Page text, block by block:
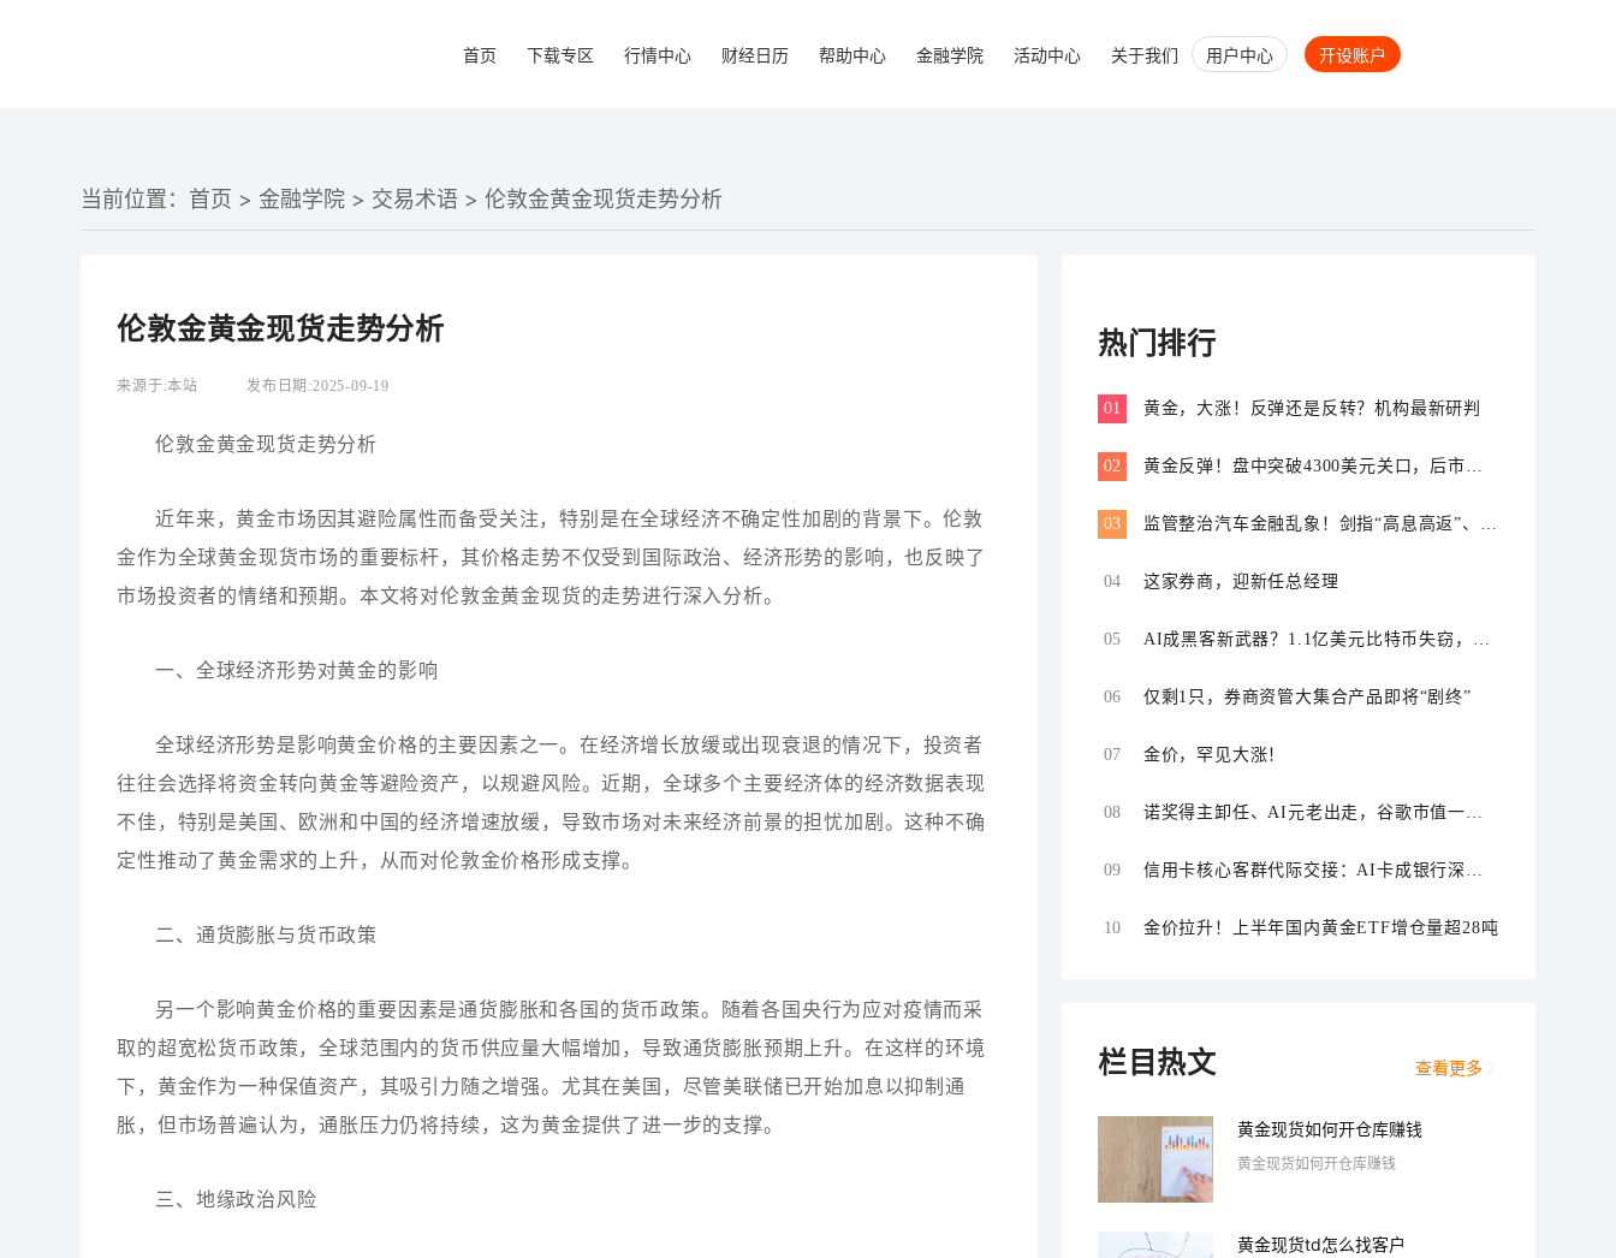
首页 下载专区 行情中心 财经日历 帮助中心 金融学院 活动中心 关于我们 用户中心 开设账户
当前位置： 首页 >金融学院 > 交易术语 > 伦敦金黄金现货走势分析
伦敦金黄金现货走势分析
来源于:本站 发布日期:2025-09-19
伦敦金黄金现货走势分析
近年来，黄金市场因其避险属性而备受关注，特别是在全球经济不确定性加剧的背景下。伦敦
金作为全球黄金现货市场的重要标杆，其价格走势不仅受到国际政治、经济形势的影响，也反映了
市场投资者的情绪和预期。本文将对伦敦金黄金现货的走势进行深入分析。
一、全球经济形势对黄金的影响
全球经济形势是影响黄金价格的主要因素之一。在经济增长放缓或出现衰退的情况下，投资者
往往会选择将资金转向黄金等避险资产，以规避风险。近期，全球多个主要经济体的经济数据表现
不佳，特别是美国、欧洲和中国的经济增速放缓，导致市场对未来经济前景的担忧加剧。这种不确
定性推动了黄金需求的上升，从而对伦敦金价格形成支撑。
二、通货膨胀与货币政策
另一个影响黄金价格的重要因素是通货膨胀和各国的货币政策。随着各国央行为应对疫情而采
取的超宽松货币政策，全球范围内的货币供应量大幅增加，导致通货膨胀预期上升。在这样的环境
下，黄金作为一种保值资产，其吸引力随之增强。尤其在美国，尽管美联储已开始加息以抑制通
胀，但市场普遍认为，通胀压力仍将持续，这为黄金提供了进一步的支撑。
三、地缘政治风险
热门排行
01 黄金，大涨！反弹还是反转？机构最新研判
02
黄金反弹！盘中突破4300美元关口，后市怎
03
监管整治汽车金融乱象！剑指“高息高返”、
04
这家券商，迎新任总经理
05
AI成黑客新武器？1.1亿美元比特币失窃，加
06
仅剩1只，券商资管大集合产品即将“剧终”
07 金价，罕见大涨！
08
诺奖得主卸任、AI元老出走，谷歌市值一日
09
信用卡核心客群代际交接：AI卡成银行深耕
10
金价拉升！上半年国内黄金ETF增仓量超28吨
栏目热文 查看更多
黄金现货如何开仓库赚钱
黄金现货如何开仓库赚钱
黄金现货td怎么找客户